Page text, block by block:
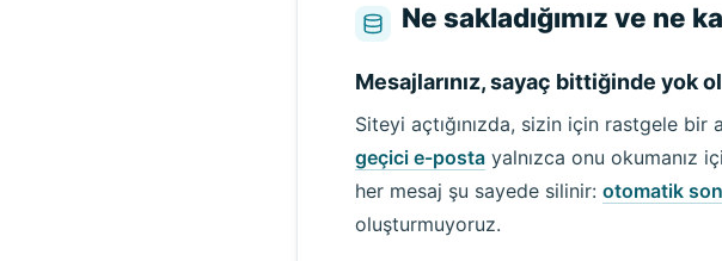
Ne sakladığımız ve ne
Mesajlarınız, sayaç bittiğinde yok
Siteyi açtığınızda, sizin için rastgele
geçici e-posta yalnızca onu okumanız
her mesaj şu sayede silinir: otomatik
oluşturmuyoruz.